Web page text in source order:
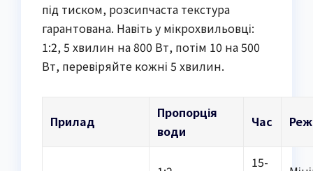
під тиском, розсипчаста текстура
гарантована. Навіть у мікрохвильовці:
1:2, 5 хвилин на 800 Вт, потім 10 на 500
Вт, перевіряйте кожні 5 хвилин.
Прилад
Пропорція
води
Час
15-